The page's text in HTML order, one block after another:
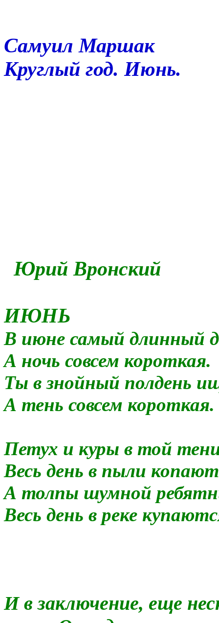
Самуил Маршак
Круглый год. Июнь.
Юрий Вронский
ИЮНЬ
В июне самый длинный
А ночь совсем короткая.
Ты в знойный полдень
А тень совсем короткая.
Петух и куры в той
Весь день в пыли
А толпы шумной
Весь день в реке
И в заключение, еще